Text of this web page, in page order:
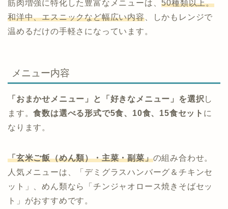
筋肉増強に特化した豊富なメニューは、50種類以上。
和洋中、エスニックなど幅広い内容、しかもレンジで
温めるだけの手軽さになっています。
メニュー内容
「おまかせメニュー」と「好きなメニュー」を選択 し
ます。食数は選べる形式で5食、10食、15食セット に
なります。
「玄米ご飯（めん類）・主菜・副菜」の組み合わせ。
人気メニューは、「デミグラスハンバーグ＆チキンセ
ット」、めん類なら「チンジャオロース焼きそばセッ
ト」がおすすめです。